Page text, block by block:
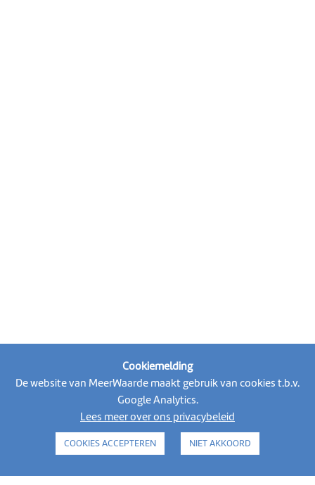
Volg MeerWaarde op social media
Cookiemelding
De website van MeerWaarde maakt gebruik van cookies t.b.v.
Google Analytics.
Lees meer over ons privacybeleid
COOKIES ACCEPTEREN NIET AKKOORD